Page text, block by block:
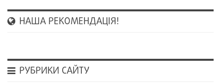
НАША РЕКОМЕНДАЦІЯ!
РУБРИКИ САЙТУ